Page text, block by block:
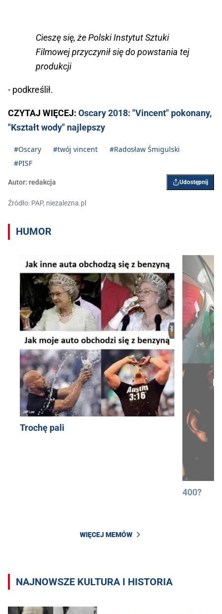
Cieszę się, że Polski Instytut Sztuki
Filmowej przyczynił się do powstania tej
produkcji
- podkreślił.
CZYTAJ WIĘCEJ: Oscary 2018: "Vincent" pokonany,
"Kształt wody" najlepszy
#Oscary #twój vincent
#Radosław Śmigulski
#PISF
Autor: redakcja Udostępnij
Źródło: PAP, niezalezna.pl
HUMOR
Trochę pali
400?
WIĘCEJ MEMÓW
NAJNOWSZE KULTURA I HISTORIA